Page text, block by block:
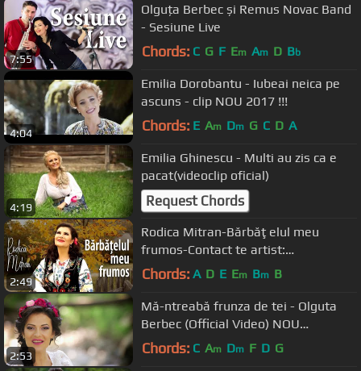
7:55
Olguța Berbec și Remus Novac Band
- Sesiune Live
Chords: C G F Em Am D Bb
4:04
Emilia Dorobantu - Iubeai neica pe
ascuns - clip NOU 2017 !!!
Chords: E Am Dm G C D A
4:19
Emilia Ghinescu - Multi au zis ca e
pacat(videoclip oficial)
Request Chords
2:49
Rodica Mitran-Bărbăţelul meu
frumos-Contact te artist:
0742135474
Chords: A D E Em Bm B
2:53
Mă-ntreabă frunza de tei - Olguta
Berbec (Official Video) NOU
#OlgutaBerbec
Chords: C Am Dm F D G